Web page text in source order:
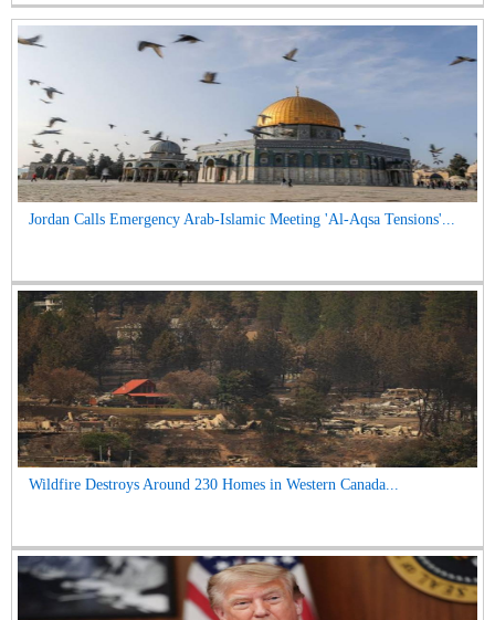
Jordan Calls Emergency Arab-Islamic Meeting 'Al-Aqsa Tensions'...
Wildfire Destroys Around 230 Homes in Western Canada...